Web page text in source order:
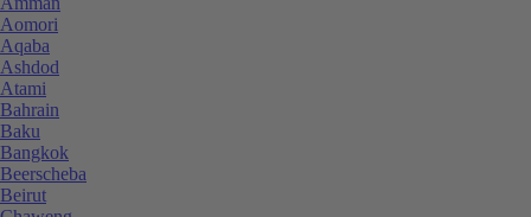
Aomori
Aqaba
Ashdod
Atami
Bahrain
Baku
Bangkok
Beerscheba
Beirut